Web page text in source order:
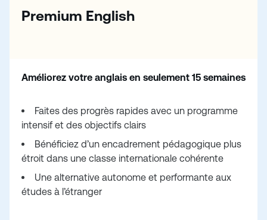
Premium English
Améliorez votre anglais en seulement 15 semaines
Faites des progrès rapides avec un programme
intensif et des objectifs clairs
Bénéficiez d’un encadrement pédagogique plus
étroit dans une classe internationale cohérente
Une alternative autonome et performante aux
études à l’étranger